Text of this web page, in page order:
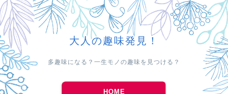
大人の趣味発見！
多趣味になる？一生モノの趣味を見つける？
HOME